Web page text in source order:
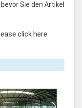
Sie den Artikel
click here